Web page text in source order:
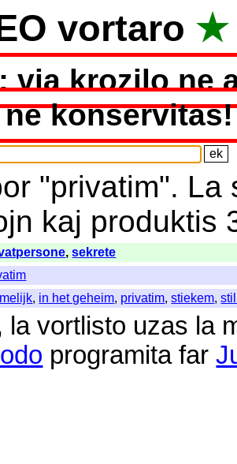
vortaro ★
via krozilo ne
konservitas!
"privatim". La
kaj produktis
,sekrete
, in het geheim, privatim,stiekem,
la vortlisto uzas la
programita far